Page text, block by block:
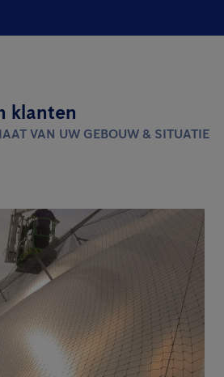
klanten
VAN UW GEBOUW & SITUATIE